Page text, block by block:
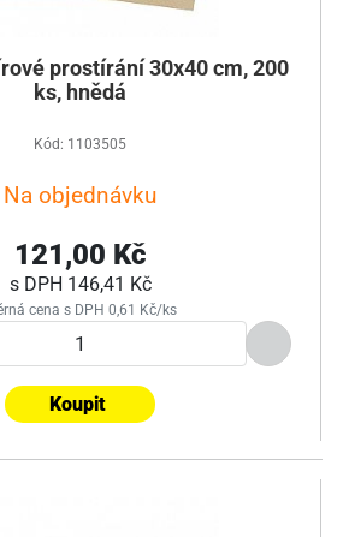
prostírání 30x40 cm, 200
ks, hnědá
Kód: 1103505
Na objednávku
121,00 Kč
s DPH 146,41 Kč
cena s DPH 0,61 Kč/ks
Koupit